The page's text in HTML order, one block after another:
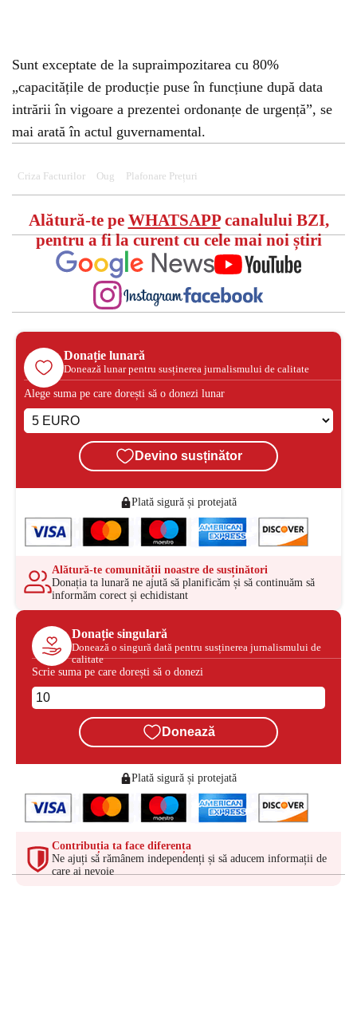
Sunt exceptate de la supraimpozitarea cu 80%
„capacitățile de producție puse în funcțiune după data
intrării în vigoare a prezentei ordonanțe de urgență”, se
mai arată în actul guvernamental.
Criza Facturilor Oug Plafonare Prețuri
Alătură-te pe WHATSAPPcanalului BZI,
pentru a fi la curent cu cele mai noi știri
Donație lunară
Donează lunar pentru susținerea jurnalismului de calitate
Alege suma pe care dorești să o donezi lunar
Devino susținător
Plată sigură și protejată
Alătură-te comunității noastre de susținători
Donația ta lunară ne ajută să planificăm și să continuăm să
informăm corect și echidistant
Donație singulară
Donează o singură dată pentru susținerea jurnalismului de
calitate
Scrie suma pe care dorești să o donezi
Donează
Plată sigură și protejată
Contribuția ta face diferența
Ne ajuți să rămânem independenți și să aducem informații de
care ai nevoie